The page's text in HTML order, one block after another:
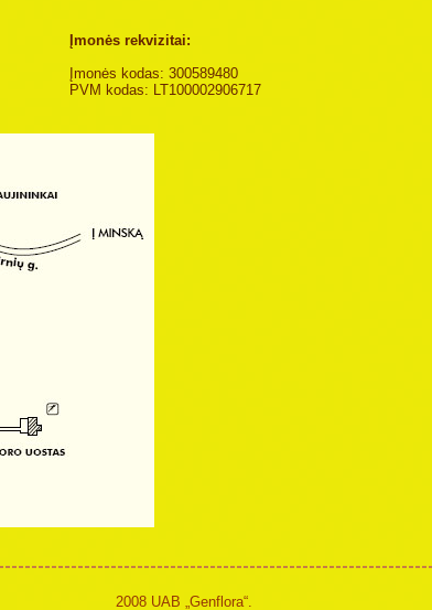
Įmonės rekvizitai:
Įmonės kodas: 300589480
PVM kodas: LT100002906717
2008 UAB „Genflora“.